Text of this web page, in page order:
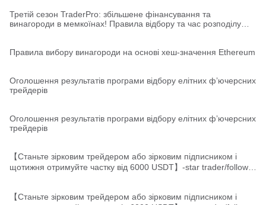
Третій сезон TraderPro: збільшене фінансування та
винагороди в мемкоїнах! Правила відбору та час розподілу
Правила вибору винагороди на основі хеш-значення Ethereum
Оголошення результатів програми відбору елітних фʼючерсних
трейдерів
Оголошення результатів програми відбору елітних фʼючерсних
трейдерів
【Станьте зірковим трейдером або зірковим підписником і
щотижня отримуйте частку від 6000 USDT】-star trader/follower
【Станьте зірковим трейдером або зірковим підписником і